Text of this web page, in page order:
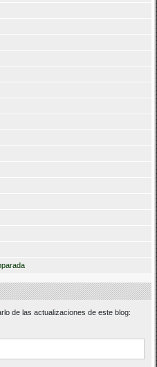
de las actualizaciones de este blog: